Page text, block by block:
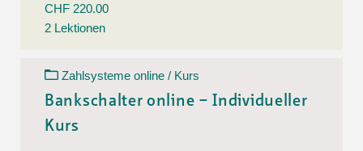
CHF 220.00
2 Lektionen
Zahlsysteme online / Kurs
Bankschalter online – Individueller
Kurs